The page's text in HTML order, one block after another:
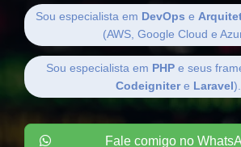
Sou especialista em DevOps e
(AWS, Google Cloud e
Sou especialista em PHPe seus
Codeignitere Laravel).
Fale comigo no